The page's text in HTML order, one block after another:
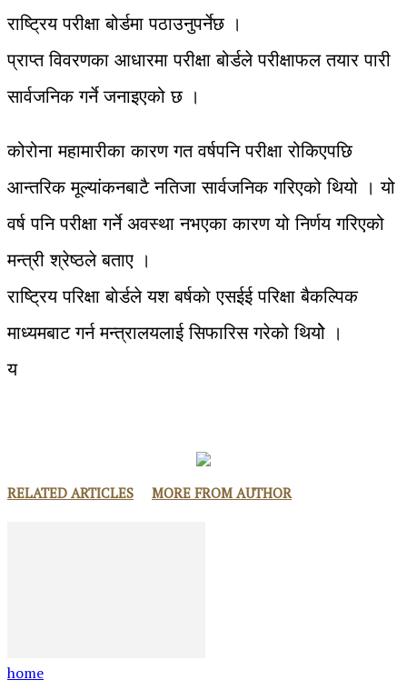
राष्ट्रिय परीक्षा बोर्डमा पठाउनुपर्नेछ ।
प्राप्त विवरणका आधारमा परीक्षा बोर्डले परीक्षाफल तयार पारी
सार्वजनिक गर्ने जनाइएको छ ।
कोरोना महामारीका कारण गत वर्षपनि परीक्षा रोकिएपछि
आन्तरिक मूल्यांकनबाटै नतिजा सार्वजनिक गरिएको थियो । यो
वर्ष पनि परीक्षा गर्ने अवस्था नभएका कारण यो निर्णय गरिएको
मन्त्री श्रेष्ठले बताए ।
राष्ट्रिय परिक्षा बाेर्डले यश बर्षकाे एसईई परिक्षा बैकल्पिक
माध्यमबाट गर्न मन्त्रालयलाई सिफारिस गरेको थियोे ।
य
RELATED ARTICLES MORE FROM AUTHOR
home